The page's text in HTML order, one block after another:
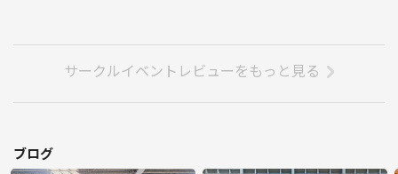
サークルイベントレビューをもっと見る
ブログ